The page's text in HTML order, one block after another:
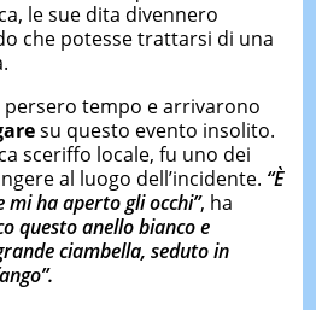
le sue dita divennero
che potesse trattarsi di una
tempo e arrivarono
su questo evento insolito.
sceriffo locale, fu uno dei
al luogo dell’incidente. “È
ha aperto gli occhi”, ha
questo anello bianco e
ciambella, seduto in